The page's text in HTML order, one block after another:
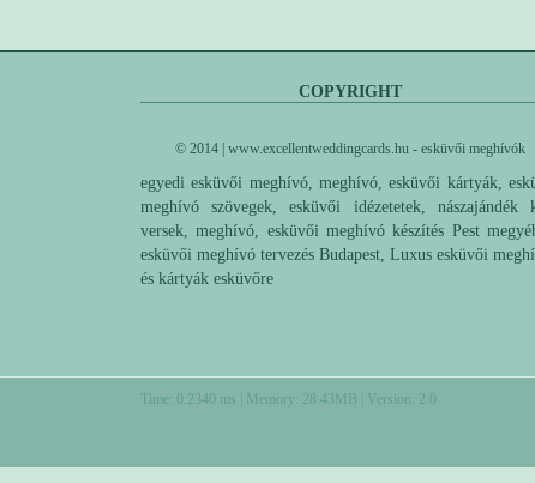
COPYRIGHT
© 2014 | www.excellentweddingcards.hu - esküvői meghívók
egyedi esküvői meghívó, meghívó, esküvői kártyák,
meghívó szövegek, esküvői idézetetek, nászajándék
versek, meghívó, esküvői meghívó készítés Pest
esküvői meghívó tervezés Budapest, Luxus esküvői
és kártyák esküvőre
Time: 0.2340 ms | Memory: 28.43MB | Version: 2.0